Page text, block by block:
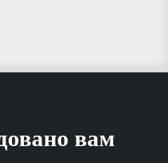
вам